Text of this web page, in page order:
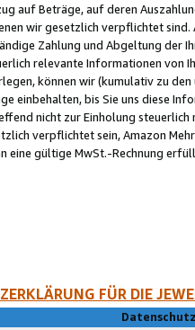
auf Beträge, auf deren
wir gesetzlich verpflichtet
Zahlung und Abgeltung der
relevante Informationen von
können wir (kumulativ zu
einbehalten, bis Sie uns diese
nicht zur Einholung
verpflichtet sein, Amazon
eine gültige MwSt.-Rechnung
FÜR DIE